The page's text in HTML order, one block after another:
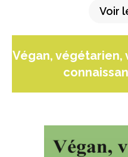
Voir
Végan, végétarien,